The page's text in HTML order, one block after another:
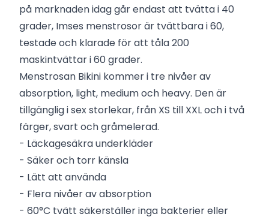
på marknaden idag går endast att tvätta i 40
grader, Imses menstrosor är tvättbara i 60,
testade och klarade för att tåla 200
maskintvättar i 60 grader.
Menstrosan Bikini kommer i tre nivåer av
absorption, light, medium och heavy. Den är
tillgänglig i sex storlekar, från XS till XXL och i två
färger, svart och gråmelerad.
- Läckagesäkra underkläder
- Säker och torr känsla
- Lätt att använda
- Flera nivåer av absorption
- 60°C tvätt säkerställer inga bakterier eller